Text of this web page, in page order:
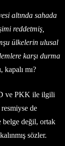
altında sahada
reddetmiş,
ülkelerin ulusal
karşı durma
kapalı mı?
ve PKK ile ilgili
de
belge değil, ortak
sözler.